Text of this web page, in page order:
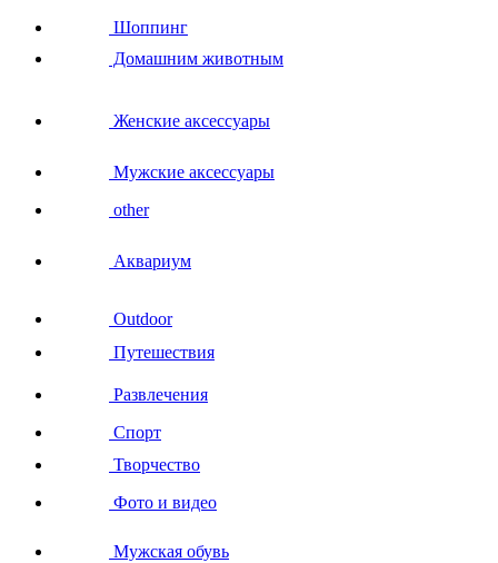
Шоппинг
Домашним животным
Женские аксессуары
Мужские аксессуары
other
Аквариум
Outdoor
Путешествия
Развлечения
Спорт
Творчество
Фото и видео
Мужская обувь